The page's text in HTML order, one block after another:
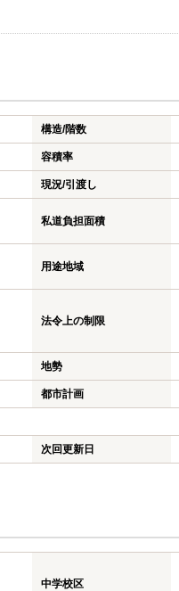
構造/階数
容積率
現況/引渡し
私道負担面積
用途地域
法令上の制限
地勢
都市計画
次回更新日
中学校区